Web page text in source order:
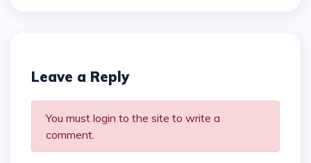
Leave a Reply
You must login to the site to write a
comment.